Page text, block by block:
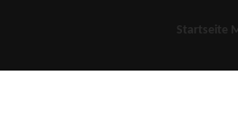
Startseite